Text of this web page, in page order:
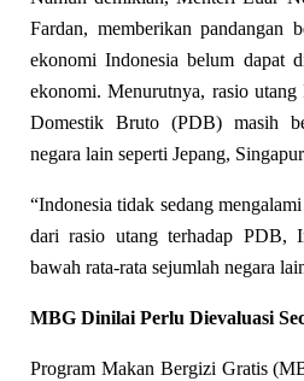
Fardan, memberikan pandangan
ekonomi Indonesia belum dapat
ekonomi. Menurutnya, rasio utang
Domestik Bruto (PDB) masih
negara lain seperti Jepang,
“Indonesia tidak sedang
dari rasio utang terhadap PDB,
bawah rata-rata sejumlah negara
MBG Dinilai Perlu Dievaluasi
Program Makan Bergizi Gratis